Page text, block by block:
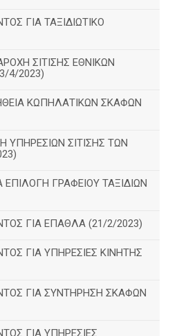
ΓΙΑ ΤΑΞΙΔΙΩΤΙΚΟ
ΣΙΤΙΣΗΣ ΕΘΝΙΚΩΝ
4/2023)
ΚΩΠΗΛΑΤΙΚΩΝ ΣΚΑΦΩΝ
ΥΠΗΡΕΣΙΩΝ ΣΙΤΙΣΗΣ ΤΩΝ
ΓΡΑΦΕΙΟΥ ΤΑΞΙΔΙΩΝ
ΓΙΑ ΕΠΑΘΛΑ (21/2/2023)
ΓΙΑ ΥΠΗΡΕΣΙΕΣ ΚΙΝΗΤΗΣ
ΓΙΑ ΣΥΝΤΗΡΗΣΗ ΣΚΑΦΩΝ
ΓΙΑ ΥΠΗΡΕΣΙΕΣ